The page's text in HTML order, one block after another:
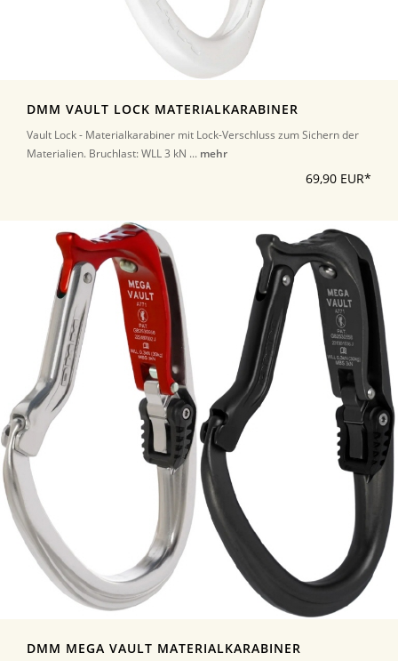
DMM VAULT LOCK MATERIALKARABINER
Vault Lock - Materialkarabiner mit Lock-Verschluss zum Sichern der
Materialien. Bruchlast: WLL 3 kN ... mehr
69,90 EUR*
DMM MEGA VAULT MATERIALKARABINER